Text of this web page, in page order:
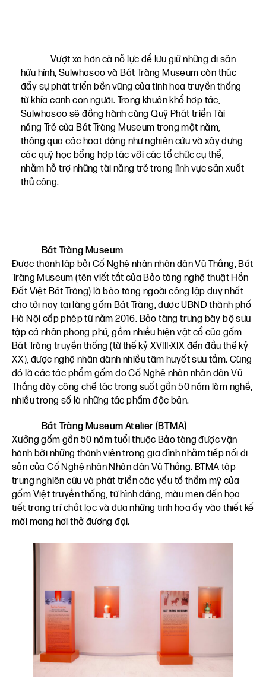
Vượt xa hơn cả nỗ lực để lưu giữ những di sản
hữu hình, Sulwhasoo và Bát Tràng Museum còn thúc
đẩy sự phát triển bền vững của tinh hoa truyền thống
từ khía cạnh con người. Trong khuôn khổ hợp tác,
Sulwhasoo sẽ đồng hành cùng Quỹ Phát triển Tài
năng Trẻ của Bát Tràng Museum trong một năm,
thông qua các hoạt động như nghiên cứu và xây dựng
các quỹ học bổng hợp tác với các tổ chức cụ thể,
nhằm hỗ trợ những tài năng trẻ trong lĩnh vực sản xuất
thủ công.
Bát Tràng Museum
Được thành lập bởi Cố Nghệ nhân nhân dân Vũ Thắng, Bát
Tràng Museum (tên viết tắt của Bảo tàng nghệ thuật Hồn
Đất Việt Bát Tràng) là bảo tàng ngoài công lập duy nhất
cho tới nay tại làng gốm Bát Tràng, được UBND thành phố
Hà Nội cấp phép từ năm 2016. Bảo tàng trưng bày bộ sưu
tập cá nhân phong phú, gồm nhiều hiện vật cổ của gốm
Bát Tràng truyền thống (từ thế kỷ XVIII-XIX đến đầu thế kỷ
XX), được nghệ nhân dành nhiều tâm huyết sưu tầm. Cùng
đó là các tác phẩm gốm do Cố Nghệ nhân nhân dân Vũ
Thắng dày công chế tác trong suốt gần 50 năm làm nghề,
nhiều trong số là những tác phẩm độc bản.
Bát Tràng Museum Atelier (BTMA)
Xưởng gốm gần 50 năm tuổi thuộc Bảo tàng được vận
hành bởi những thành viên trong gia đình nhằm tiếp nối di
sản của Cố Nghệ nhân Nhân dân Vũ Thắng. BTMA tập
trung nghiên cứu và phát triển các yếu tố thẩm mỹ của
gốm Việt truyền thống, từ hình dáng, màu men đến họa
tiết trang trí chắt lọc và đưa những tinh hoa ấy vào thiết kế
mới mang hơi thở đương đại.